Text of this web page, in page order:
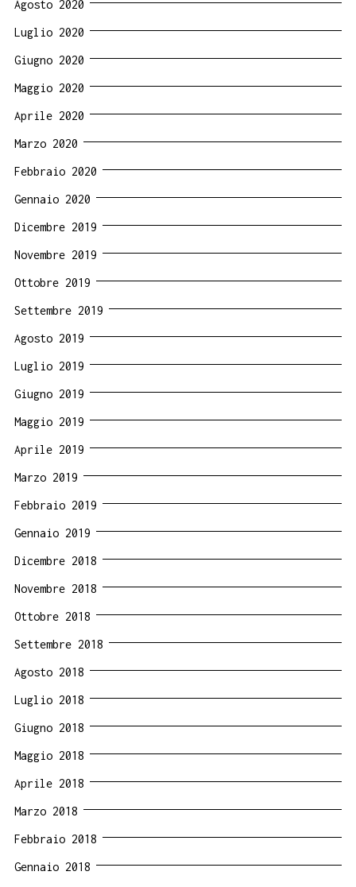
Agosto 2020
Luglio 2020
Giugno 2020
Maggio 2020
Aprile 2020
Marzo 2020
Febbraio 2020
Gennaio 2020
Dicembre 2019
Novembre 2019
Ottobre 2019
Settembre 2019
Agosto 2019
Luglio 2019
Giugno 2019
Maggio 2019
Aprile 2019
Marzo 2019
Febbraio 2019
Gennaio 2019
Dicembre 2018
Novembre 2018
Ottobre 2018
Settembre 2018
Agosto 2018
Luglio 2018
Giugno 2018
Maggio 2018
Aprile 2018
Marzo 2018
Febbraio 2018
Gennaio 2018